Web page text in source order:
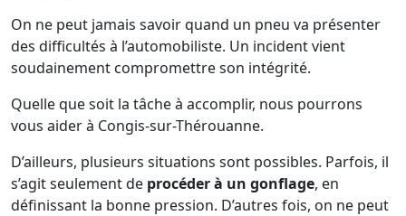
On ne peut jamais savoir quand un pneu va présenter
des difficultés à l’automobiliste. Un incident vient
soudainement compromettre son intégrité.
Quelle que soit la tâche à accomplir, nous pourrons
vous aider à Congis-sur-Thérouanne.
D’ailleurs, plusieurs situations sont possibles. Parfois, il
s’agit seulement de procéder à un gonflage, en
définissant la bonne pression. D’autres fois, on ne peut